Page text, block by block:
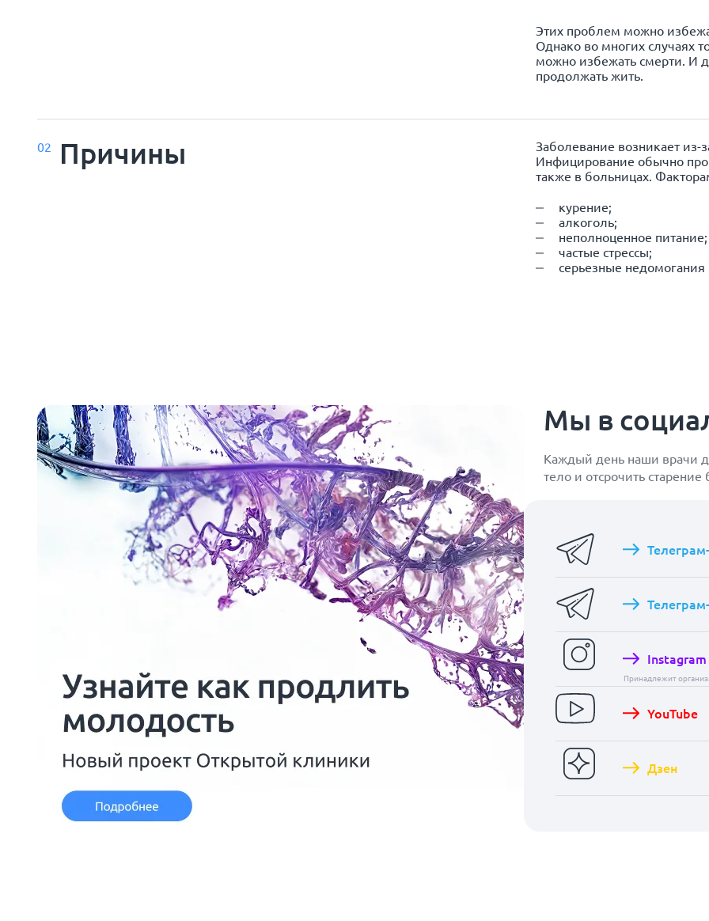
Этих проблем можно
Однако во многих случаях
можно избежать смерти. И
продолжать жить.
02 Причины
Заболевание возникает из-
Инфицирование обычно
также в больницах.
курение;
алкоголь;
неполноценное питание;
частые стрессы;
серьезные
Мы в
Каждый день наши врачи
тело и отсрочить
Instagram
Принадлежит
YouTube
Дзен